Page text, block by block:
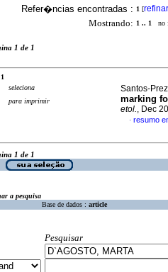
Refer�ncias encontradas : 1 [refinar
Mostrando: 1 .. 1 no
1 de 1
seleciona
para imprimir
Santos-
marking
etol., Dec
· resumo
1 de 1
a pesquisa
Base de dados : article
Pesquisar